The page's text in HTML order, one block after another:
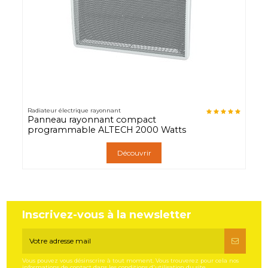
Radiateur électrique rayonnant
Panneau rayonnant compact
programmable ALTECH 2000 Watts
Découvrir
Inscrivez-vous à la newsletter
Vous pouvez vous désinscrire à tout moment. Vous trouverez pour cela nos